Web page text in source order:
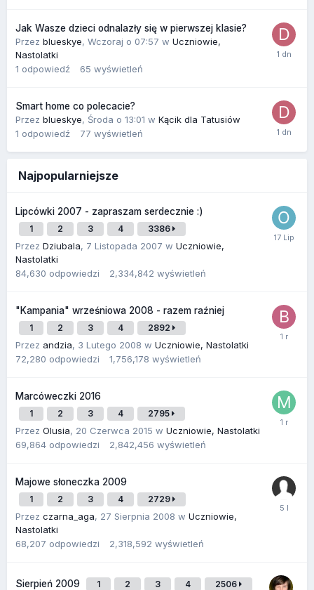
Jak Wasze dzieci odnalazły się w pierwszej klasie?
Przez blueskye, Wczoraj o 07:57 w Uczniowie,
Nastolatki
1 odpowiedź 65 wyświetleń
Smart home co polecacie?
Przez blueskye, Środa o 13:01 w Kącik dla Tatusiów
1 odpowiedź 77 wyświetleń
Najpopularniejsze
Lipcówki 2007 - zapraszam serdecznie :)
1 2 3 4 3386
Przez Dziubala, 7 Listopada 2007 w Uczniowie,
Nastolatki
84,630 odpowiedzi 2,334,842 wyświetleń
"Kampania" wrześniowa 2008 - razem raźniej
1 2 3 4 2892
Przez andzia, 3 Lutego 2008 w Uczniowie, Nastolatki
72,280 odpowiedzi 1,756,178 wyświetleń
Marcóweczki 2016
1 2 3 4 2795
Przez Olusia, 20 Czerwca 2015 w Uczniowie, Nastolatki
69,864 odpowiedzi 2,842,456 wyświetleń
Majowe słoneczka 2009
1 2 3 4 2729
Przez czarna_aga, 27 Sierpnia 2008 w Uczniowie,
Nastolatki
68,207 odpowiedzi 2,318,592 wyświetleń
Sierpień 2009 1 2 3 4 2506